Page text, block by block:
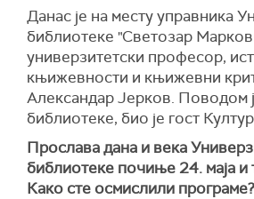
Данас је на месту управника
библиотеке "Светозар
универзитетски професор,
књижевности и књижевни
Александар Јерков. Поводом
библиотеке, био је гост
Прослава дана и века
библиотеке почиње 24. маја и
Како сте осмислили програме?